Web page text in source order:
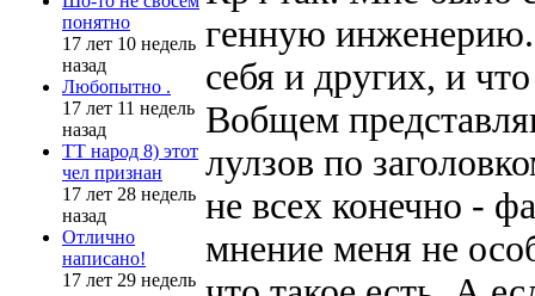
понятно
17 лет 10 недель
назад
Любопытно .
17 лет 11 недель
назад
ТТ народ 8) этот
чел признан
17 лет 28 недель
назад
Отлично
написано!
17 лет 29 недель
генную
себя и других, и
Вобщем
лулзов по
не всех конечно -
мнение меня не